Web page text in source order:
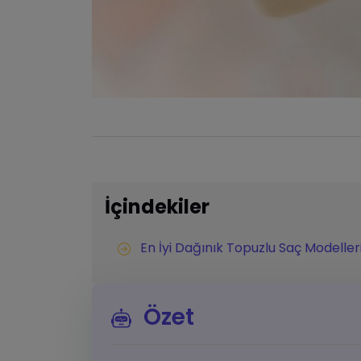
İçindekiler
En İyi Dağınık Topuzlu Saç
Özet